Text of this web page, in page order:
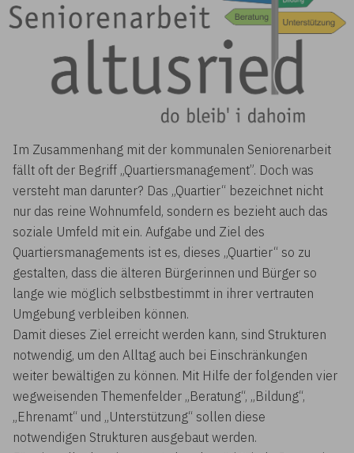
Im Zusammenhang mit der kommunalen Seniorenarbeit
fällt oft der Begriff „Quartiersmanagement”. Doch was
versteht man darunter? Das „Quartier“ bezeichnet nicht
nur das reine Wohnumfeld, sondern es bezieht auch das
soziale Umfeld mit ein. Aufgabe und Ziel des
Quartiersmanagements ist es, dieses „Quartier“ so zu
gestalten, dass die älteren Bürgerinnen und Bürger so
lange wie möglich selbstbestimmt in ihrer vertrauten
Umgebung verbleiben können.
Damit dieses Ziel erreicht werden kann, sind Strukturen
notwendig, um den Alltag auch bei Einschränkungen
weiter bewältigen zu können. Mit Hilfe der folgenden vier
wegweisenden Themenfelder „Beratung“, „Bildung“,
„Ehrenamt“ und „Unterstützung“ sollen diese
notwendigen Strukturen ausgebaut werden.